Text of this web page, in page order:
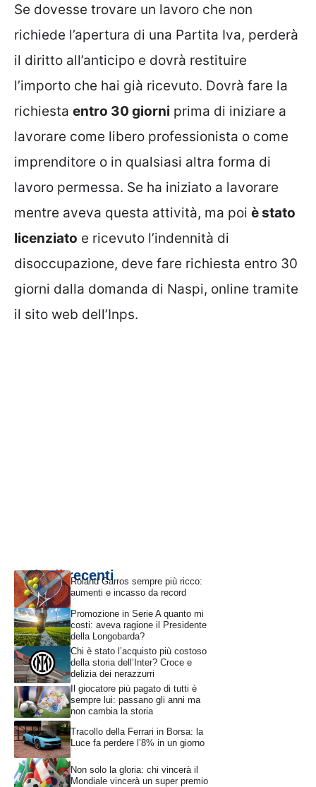
Se dovesse trovare un lavoro che non
richiede l’apertura di una Partita Iva, perderà
il diritto all’anticipo e dovrà restituire
l’importo che hai già ricevuto. Dovrà fare la
richiesta entro 30 giorni prima di iniziare a
lavorare come libero professionista o come
imprenditore o in qualsiasi altra forma di
lavoro permessa. Se ha iniziato a lavorare
mentre aveva questa attività, ma poi è stato
licenziato e ricevuto l’indennità di
disoccupazione, deve fare richiesta entro 30
giorni dalla domanda di Naspi, online tramite
il sito web dell’Inps.
Articoli recentiRoland Garros sempre più ricco:
aumenti e incasso da record
Promozione in Serie A quanto mi
costi: aveva ragione il Presidente
della Longobarda?
Chi è stato l’acquisto più costoso
della storia dell’Inter? Croce e
delizia dei nerazzurri
Il giocatore più pagato di tutti è
sempre lui: passano gli anni ma
non cambia la storia
Tracollo della Ferrari in Borsa: la
Luce fa perdere l’8% in un giorno
Non solo la gloria: chi vincerà il
Mondiale vincerà un super premio